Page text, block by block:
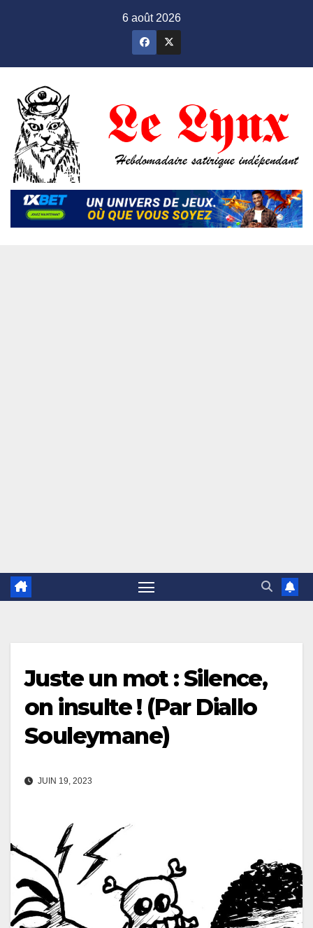
6 août 2026
Juste un mot : Silence,
on insulte ! (Par Diallo
Souleymane)
JUIN 19, 2023